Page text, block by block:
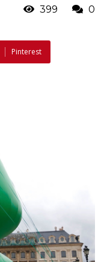
399 0
Pinterest